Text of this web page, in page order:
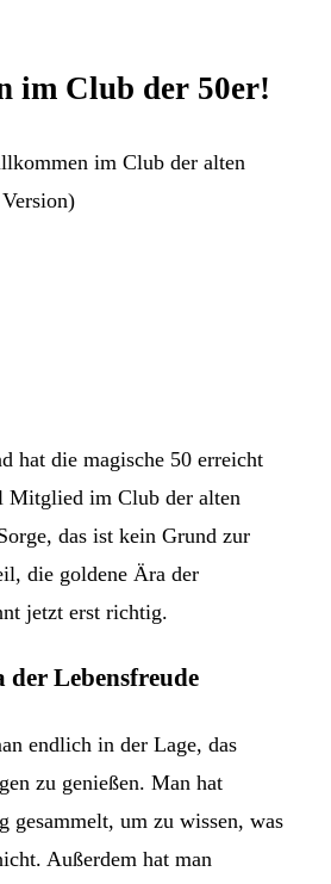
im Club der 50er!
hat die magische 50 erreicht
Mitglied im Club der alten
das ist kein Grund zur
die goldene Ära der
jetzt erst richtig.
der Lebensfreude
endlich in der Lage, das
zu genießen. Man hat
gesammelt, um zu wissen, was
Außerdem hat man